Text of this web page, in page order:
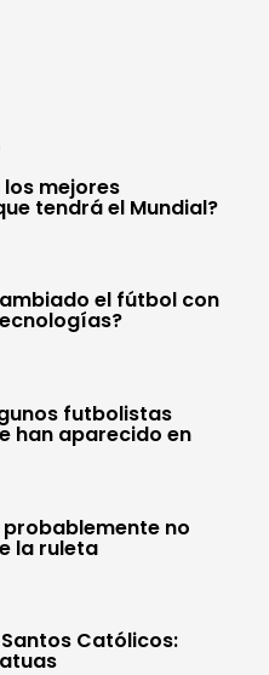
los mejores
tendrá el Mundial?
el fútbol con
futbolistas
han aparecido en
probablemente no
la ruleta
Católicos: